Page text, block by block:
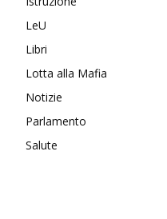
LeU
Libri
Lotta alla Mafia
Notizie
Parlamento
Salute